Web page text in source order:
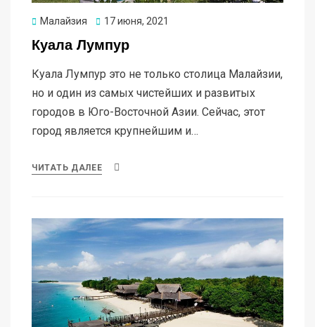
Малайзия Опубликовано
17 июня, 2021
Куала Лумпур
Куала Лумпур это не только столица Малайзии,
но и один из самых чистейших и развитых
городов в Юго-Восточной Азии. Сейчас, этот
город является крупнейшим и…
ЧИТАТЬ ДАЛЕЕ